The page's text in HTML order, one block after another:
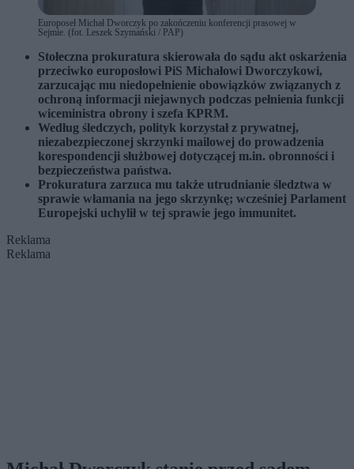
Europoseł Michał Dworczyk po zakończeniu konferencji prasowej w
Sejmie. (fot. Leszek Szymański / PAP)
Stołeczna prokuratura skierowała do sądu akt oskarżenia
przeciwko europosłowi PiS Michałowi Dworczykowi,
zarzucając mu niedopełnienie obowiązków związanych z
ochroną informacji niejawnych podczas pełnienia funkcji
wiceministra obrony i szefa KPRM.
Według śledczych, polityk korzystał z prywatnej,
niezabezpieczonej skrzynki mailowej do prowadzenia
korespondencji służbowej dotyczącej m.in. obronności i
bezpieczeństwa państwa.
Prokuratura zarzuca mu także utrudnianie śledztwa w
sprawie włamania na jego skrzynkę; wcześniej Parlament
Europejski uchylił w tej sprawie jego immunitet.
Reklama
Reklama